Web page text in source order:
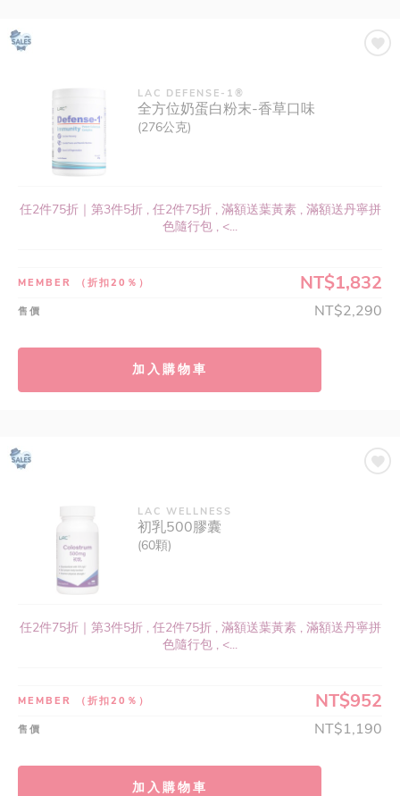
LAC DEFENSE-1®
全方位奶蛋白粉末-香草口味
(276公克)
任2件75折｜第3件5折 , 任2件75折 , 滿額送葉黃素 , 滿額送丹寧拼
色隨行包 , <...
MEMBER （折扣20％） NT$1,832
售價 NT$2,290
加入購物車
LAC WELLNESS
初乳500膠囊
(60顆)
任2件75折｜第3件5折 , 任2件75折 , 滿額送葉黃素 , 滿額送丹寧拼
色隨行包 , <...
MEMBER （折扣20％） NT$952
售價 NT$1,190
加入購物車